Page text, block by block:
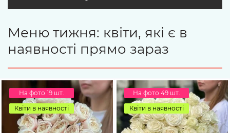
Меню тижня: квіти, які є в
наявності прямо зараз
На фото 19 шт.
Квіти в наявності
На фото 49 шт.
Квіти в наявності